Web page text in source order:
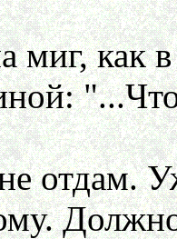
миг, как
отдам.